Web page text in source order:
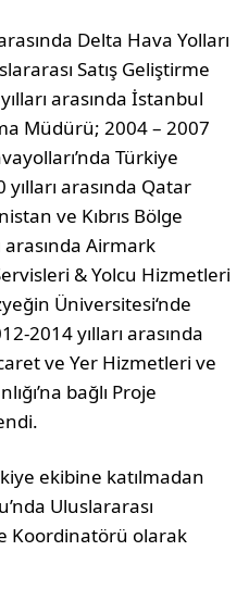
Delta Hava Yolları
Satış Geliştirme
arasında İstanbul
Müdürü; 2004 – 2007
Türkiye
arasında Qatar
ve Kıbrıs Bölge
arasında Airmark
& Yolcu Hizmetleri
Üniversitesi‘nde
2014 yılları arasında
ve Yer Hizmetleri ve
bağlı Proje
ekibine katılmadan
Uluslararası
Koordinatörü olarak